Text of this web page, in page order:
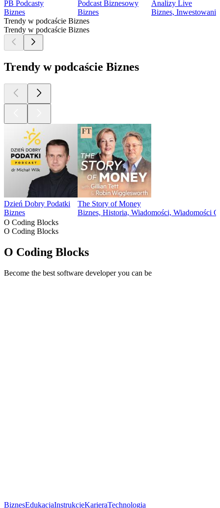
PB Podcasty
Biznes
Podcast Biznesowy
Biznes
Analizy Live
Biznes, Inwestowanie
Trendy w podcaście Biznes
Trendy w podcaście Biznes
Trendy w podcaście Biznes
Dzień Dobry Podatki
Biznes
The Story of Money
Biznes, Historia, Wiadomości, Wiadomości
O Coding Blocks
O Coding Blocks
O Coding Blocks
Become the best software developer you can be
BiznesEdukacjaInstrukcjeKarieraTechnologia